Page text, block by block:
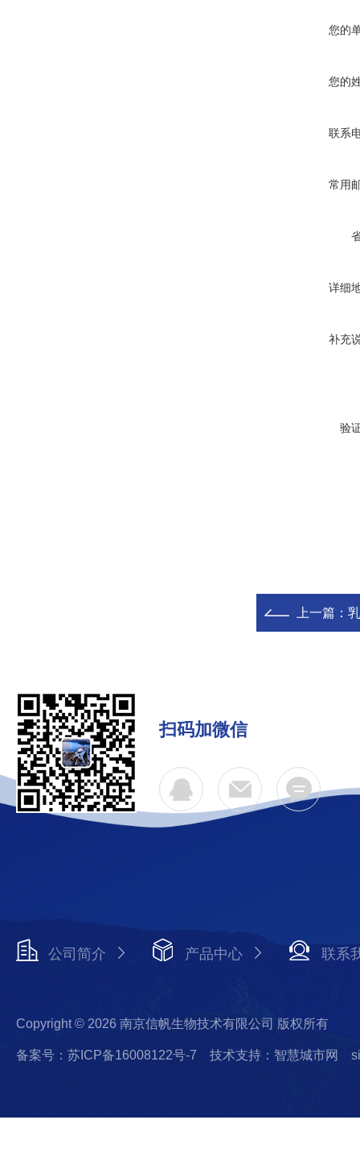
您的
您的
联系
常用
详细
补充
验
上一篇：
扫码加微信
公司简介 产品中心 联系
Copyright © 2026 南京信帆生物技术有限公司 版权所有
备案号：苏ICP备16008122号-7 技术支持：智慧城市网